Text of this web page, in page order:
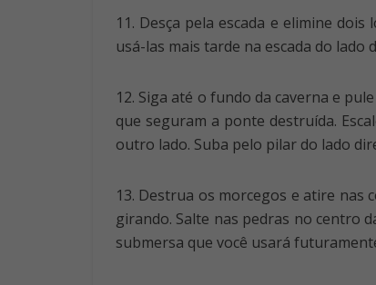
11. Desça pela escada e elimine
usá-las mais tarde na escada do lado
12. Siga até o fundo da caverna e
que seguram a ponte destruída.
outro lado. Suba pelo pilar do lado
13. Destrua os morcegos e atire nas
girando. Salte nas pedras no centro
submersa que você usará